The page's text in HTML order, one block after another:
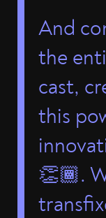
And
the
cast,
this
👏🏾.